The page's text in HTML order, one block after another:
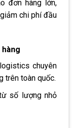
đơn hàng lớn,
chi phí đầu
hàng
chuyên
trên toàn quốc.
số lượng nhỏ